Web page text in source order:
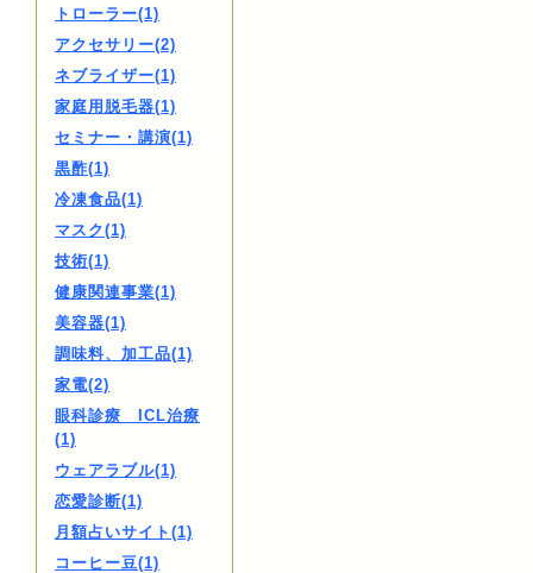
トローラー(1)
アクセサリー(2)
ネブライザー(1)
家庭用脱毛器(1)
セミナー・講演(1)
黒酢(1)
冷凍食品(1)
マスク(1)
技術(1)
健康関連事業(1)
美容器(1)
調味料、加工品(1)
家電(2)
眼科診療 ICL治療
(1)
ウェアラブル(1)
恋愛診断(1)
月額占いサイト(1)
コーヒー豆(1)